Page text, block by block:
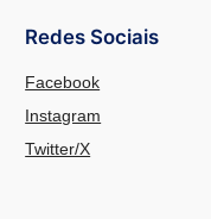
Redes Sociais
Facebook
Instagram
Twitter/X